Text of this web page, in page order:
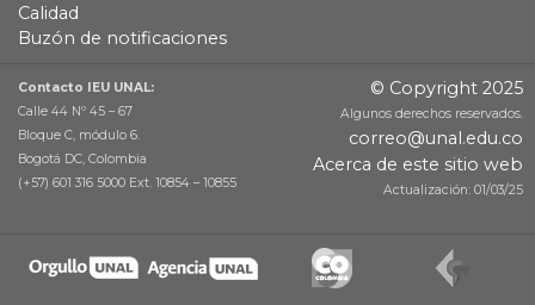
Calidad
Buzón de notificaciones
Contacto IEU UNAL:
Calle 44 Nº 45 – 67
Bloque C, módulo 6.
Bogotá DC, Colombia
(+57) 601 316 5000 Ext. 10854 – 10855
© Copyright 2025
Algunos derechos reservados.
correo@unal.edu.co
Acerca de este sitio web
Actualización: 01/03/25